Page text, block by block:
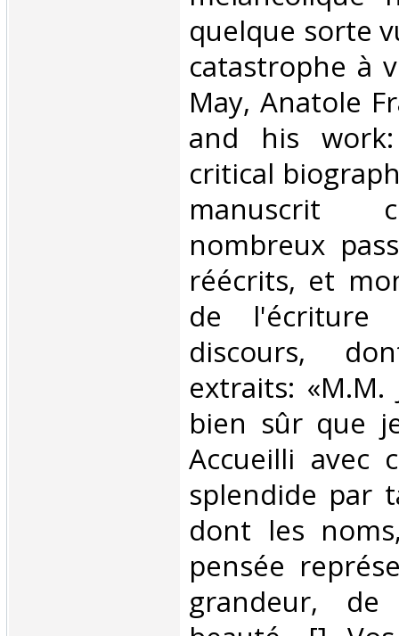
quelque sorte
catastrophe à
May, Anatole
and his
critical
manuscrit
nombreux
réécrits, et
de
discours,
extraits:
bien sûr que
Accueilli avec
splendide par
dont les
pensée
grandeur,